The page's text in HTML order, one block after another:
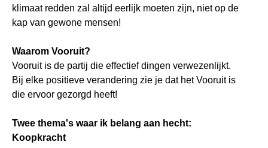
klimaat redden zal altijd eerlijk moeten zijn, niet op de
kap van gewone mensen!
Waarom Vooruit?
Vooruit is de partij die effectief dingen verwezenlijkt.
Bij elke positieve verandering zie je dat het Vooruit is
die ervoor gezorgd heeft!
Twee thema's waar ik belang aan hecht:
Koopkracht